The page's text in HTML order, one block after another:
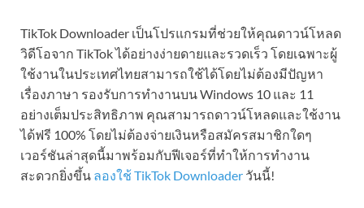
TikTok Downloader เป็นโปรแกรมที่ช่วยให้คุณดาวน์โหลด
วิดีโอจาก TikTok ได้อย่างง่ายดายและรวดเร็ว โดยเฉพาะผู้
ใช้งานในประเทศไทยสามารถใช้ได้โดยไม่ต้องมีปัญหา
เรื่องภาษา รองรับการทำงานบน Windows 10 และ 11
อย่างเต็มประสิทธิภาพ คุณสามารถดาวน์โหลดและใช้งาน
ได้ฟรี 100% โดยไม่ต้องจ่ายเงินหรือสมัครสมาชิกใดๆ
เวอร์ชันล่าสุดนี้มาพร้อมกับฟีเจอร์ที่ทำให้การทำงาน
สะดวกยิ่งขึ้น ลองใช้ TikTok Downloader วันนี้!